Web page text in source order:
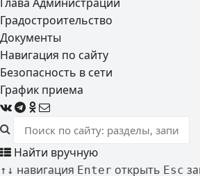
Градостроительство
Документы
Навигация по сайту
Безопасность в сети
График приема
Найти вручную
↑ ↓ навигация Enter открыть Esc